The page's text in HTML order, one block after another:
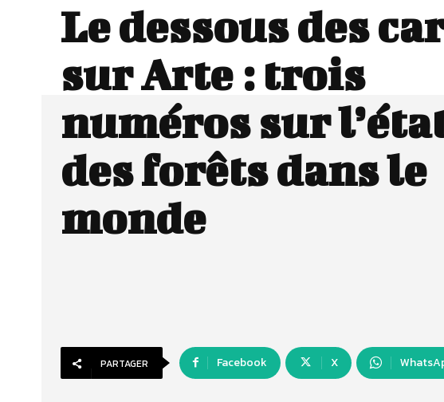
Le dessous des
sur Arte : trois
numéros sur
des forêts dans le
monde
PARTAGER Facebook X